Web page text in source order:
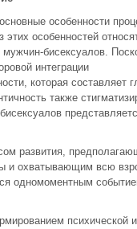
особенности
особенностей
бисексуалов.
интеграции
которая составляет
также
развития,
и охватывающим всю
одномоментным
психической и